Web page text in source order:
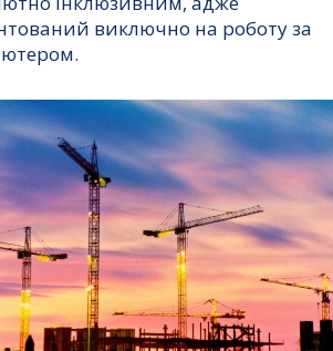
виключно на роботу за